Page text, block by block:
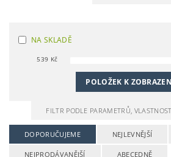
NA SKLADĚ
539 Kč
POLOŽEK K
FILTR PODLE PARAMETRŮ,
DOPORUČUJEME NEJLEVNĚJŠÍ
NEJPRODÁVANĚJŠÍ ABECEDNĚ